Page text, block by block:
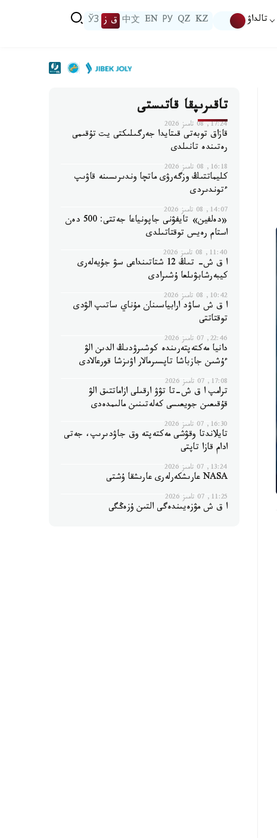
تالداۋ KZ
QZ
РУ
EN
中文 ق ز ЎЗ
تاقىرىپقا قاتىستى
17:24, 08 تامىز 2026
قازاق توبەتى قىتايدا جەرگىلىكتى يت تۇقىمى
رەتىندە تانىلدى
16:18, 08 تامىز 2026
كليماتتىڭ وزگەرۋى ماتچا وندىرىسىنە قاۋىپ
ءتوندىردى
14:07, 08 تامىز 2026
«دەلفين» تايفۋنى جاپونياعا جەتتى: 500 دەن
استام رەيس توقتاتىلدى
11:40, 08 تامىز 2026
ا ق ش- تىڭ 12 شتاتىنداعى سۋ جۇيەلەرى
كيبەرشابۋىلعا ۇشىرادى
10:42, 08 تامىز 2026
ا ق ش ساۋد ارابياسىنان مۇناي ساتىپ الۋدى
توقتاتتى
22:46, 07 تامىز 2026
دانيا مەكتەپتەرىندە كوشىرۋدىڭ الدىن الۋ
ءۇشىن جازباشا تاپسىرمالار اۋىزشا قورعالادى
17:08, 07 تامىز 2026
ترامپ ا ق ش-تا تۋۋ ارقىلى ازاماتتىق الۋ
قۇقىعىن جويعىسى كەلەتىنىن مالىمدەدى
16:30, 07 تامىز 2026
تايلاندتا وقۋشى مەكتەپتە وق جاۋدىرىپ، جەتى
ادام قازا تاپتى
13:24, 07 تامىز 2026
NASA عارىشكەرلەرى عارىشقا ۇشتى
11:25, 07 تامىز 2026
ا ق ش مۋزەيىندەگى التىن ۇزەڭگى